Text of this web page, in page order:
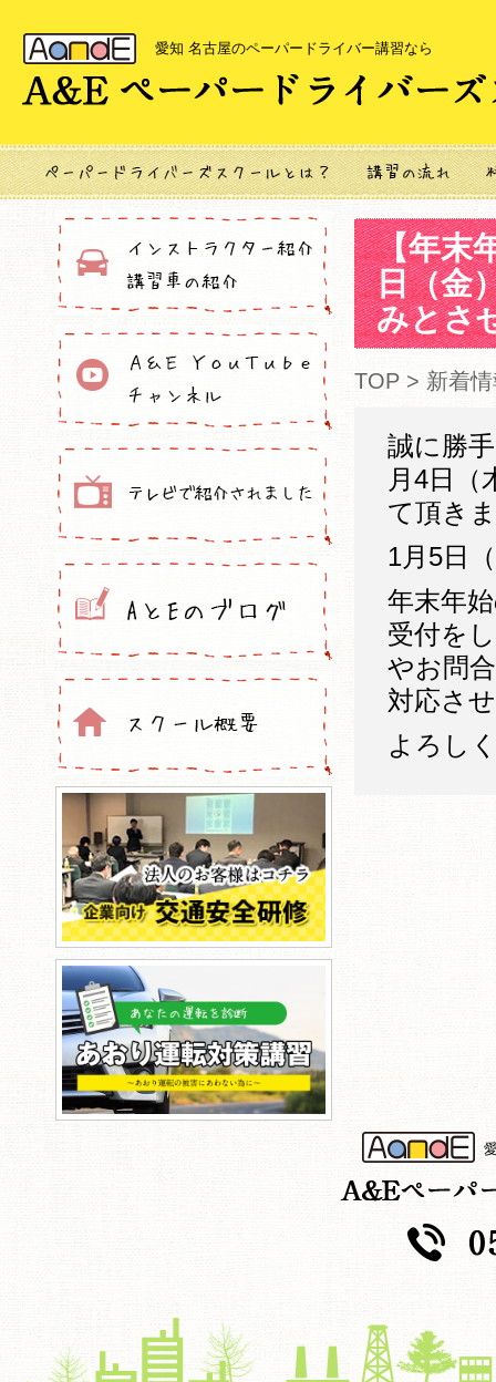
愛知 名古屋のペーパードライバー講習なら
【年末
日（金
みとさ
TOP > 新着
誠に勝
月4日（
て頂き
1月5日
年末年
受付を
やお問
対応さ
よろし